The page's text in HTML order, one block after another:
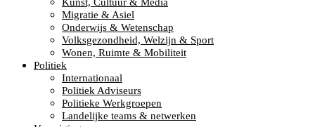
Migratie & Asiel
Onderwijs & Wetenschap
Volksgezondheid, Welzijn & Sport
Wonen, Ruimte & Mobiliteit
Politiek
Internationaal
Politiek Adviseurs
Politieke Werkgroepen
Landelijke teams & netwerken